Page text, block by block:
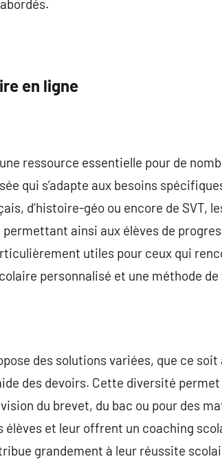
en ligne
ressource essentielle pour de
qui s’adapte aux besoins
d’histoire-géo ou encore de SVT,
ainsi aux élèves de
utiles pour ceux qui
personnalisé et une méthode
des solutions variées, que ce
des devoirs. Cette diversité
du brevet, du bac ou pour des
élèves et leur offrent un coaching
grandement à leur réussite